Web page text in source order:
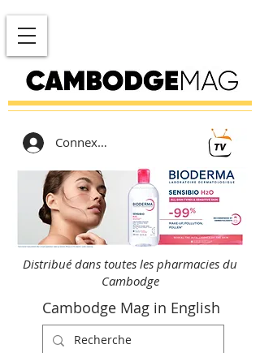
Connexion
Distribué dans toutes les pharmacies du
Cambodge
Cambodge Mag in English